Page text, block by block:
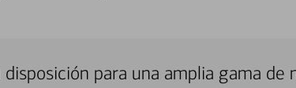
para una amplia gama de